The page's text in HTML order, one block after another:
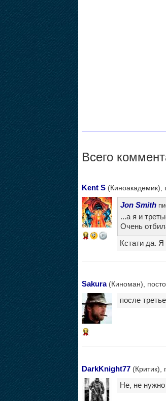
Всего
Kent S(Киноакадемик),
14
Jon Smith
...а я и
Очень
Кстати да.
Sakura(Киноман),
13
после
DarkKnight77(Критик),
Не, не нужно